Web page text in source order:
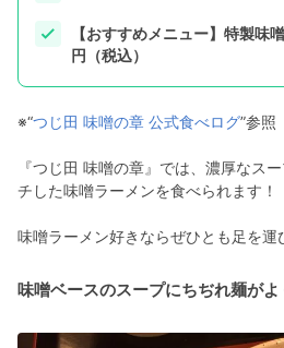
【おすすめメニュー】特製味
円（税込）
※“つじ田 味噌の章 公式食べログ”参照
『つじ田 味噌の章』では、濃厚なス
チした味噌ラーメンを食べられます！
味噌ラーメン好きならぜひとも足を運
味噌ベースのスープにちぢれ麺がよ